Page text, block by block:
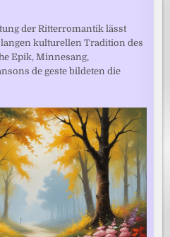
der Ritterromantik lässt
kulturellen Tradition des
Epik, Minnesang,
de geste bildeten die